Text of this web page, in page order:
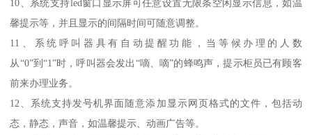
10、系统支持led窗口显示屏可任意设置无限条空闲显示信息，如温
馨提示等，并且显示的间隔时间可随意调整。
11、系统呼叫器具有自动提醒功能，当等候办理的人数
从“0”到“1”时，呼叫器会发出“嘀、嘀”的蜂鸣声，提示柜员已有顾客
前来办理业务。
12、系统支持发号机界面随意添加显示网页格式的文件，包括动
态，静态，声音，如温馨提示、动画广告等。